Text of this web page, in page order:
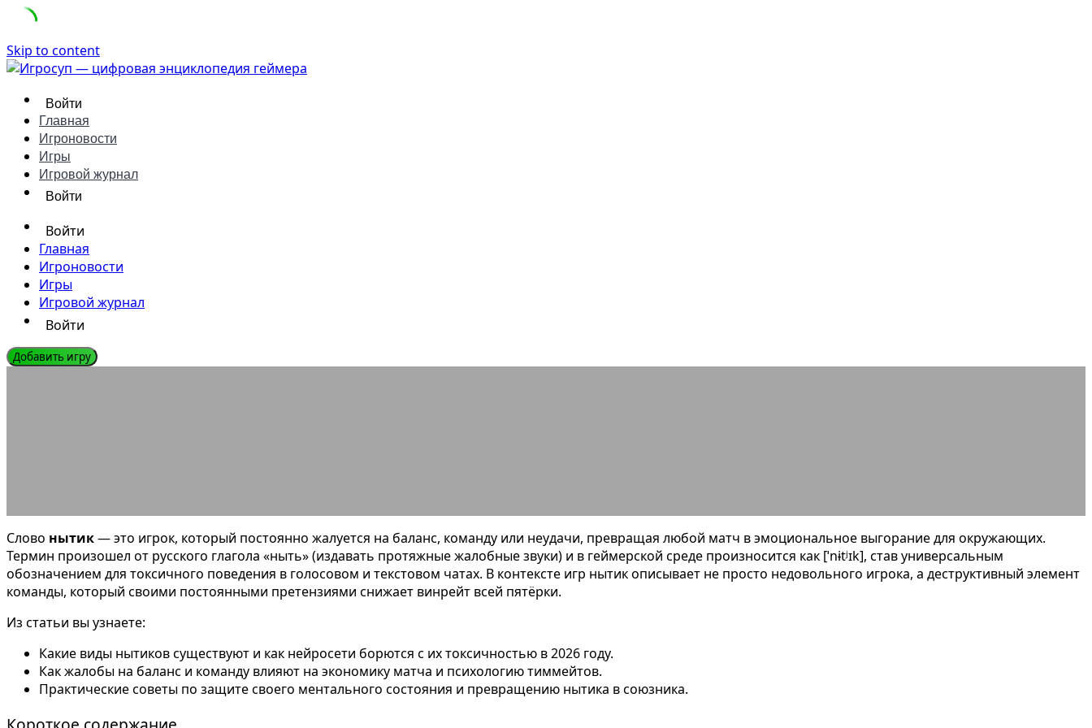
Skip to content
Войти
Главная
Игроновости
Игры
Игровой журнал
Войти
Войти
Главная
Игроновости
Игры
Игровой журнал
Войти
Добавить игру
Слово нытик— это игрок, который постоянно жалуется на баланс, команду или неудачи, превращая любой матч в эмоциональное выгорание для окружающих.
Термин произошел от русского глагола «ныть» (издавать протяжные жалобные звуки) и в геймерской среде произносится как [ˈnɨtʲɪk], став универсальным
обозначением для токсичного поведения в голосовом и текстовом чатах. В контексте игр нытик описывает не просто недовольного игрока, а деструктивный элемент
команды, который своими постоянными претензиями снижает винрейт всей пятёрки.
Из статьи вы узнаете:
Какие виды нытиков существуют и как нейросети борются с их токсичностью в 2026 году.
Как жалобы на баланс и команду влияют на экономику матча и психологию тиммейтов.
Практические советы по защите своего ментального состояния и превращению нытика в союзника.